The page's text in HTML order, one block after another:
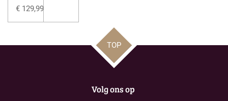
€ 129,99
TOP
Volg ons op